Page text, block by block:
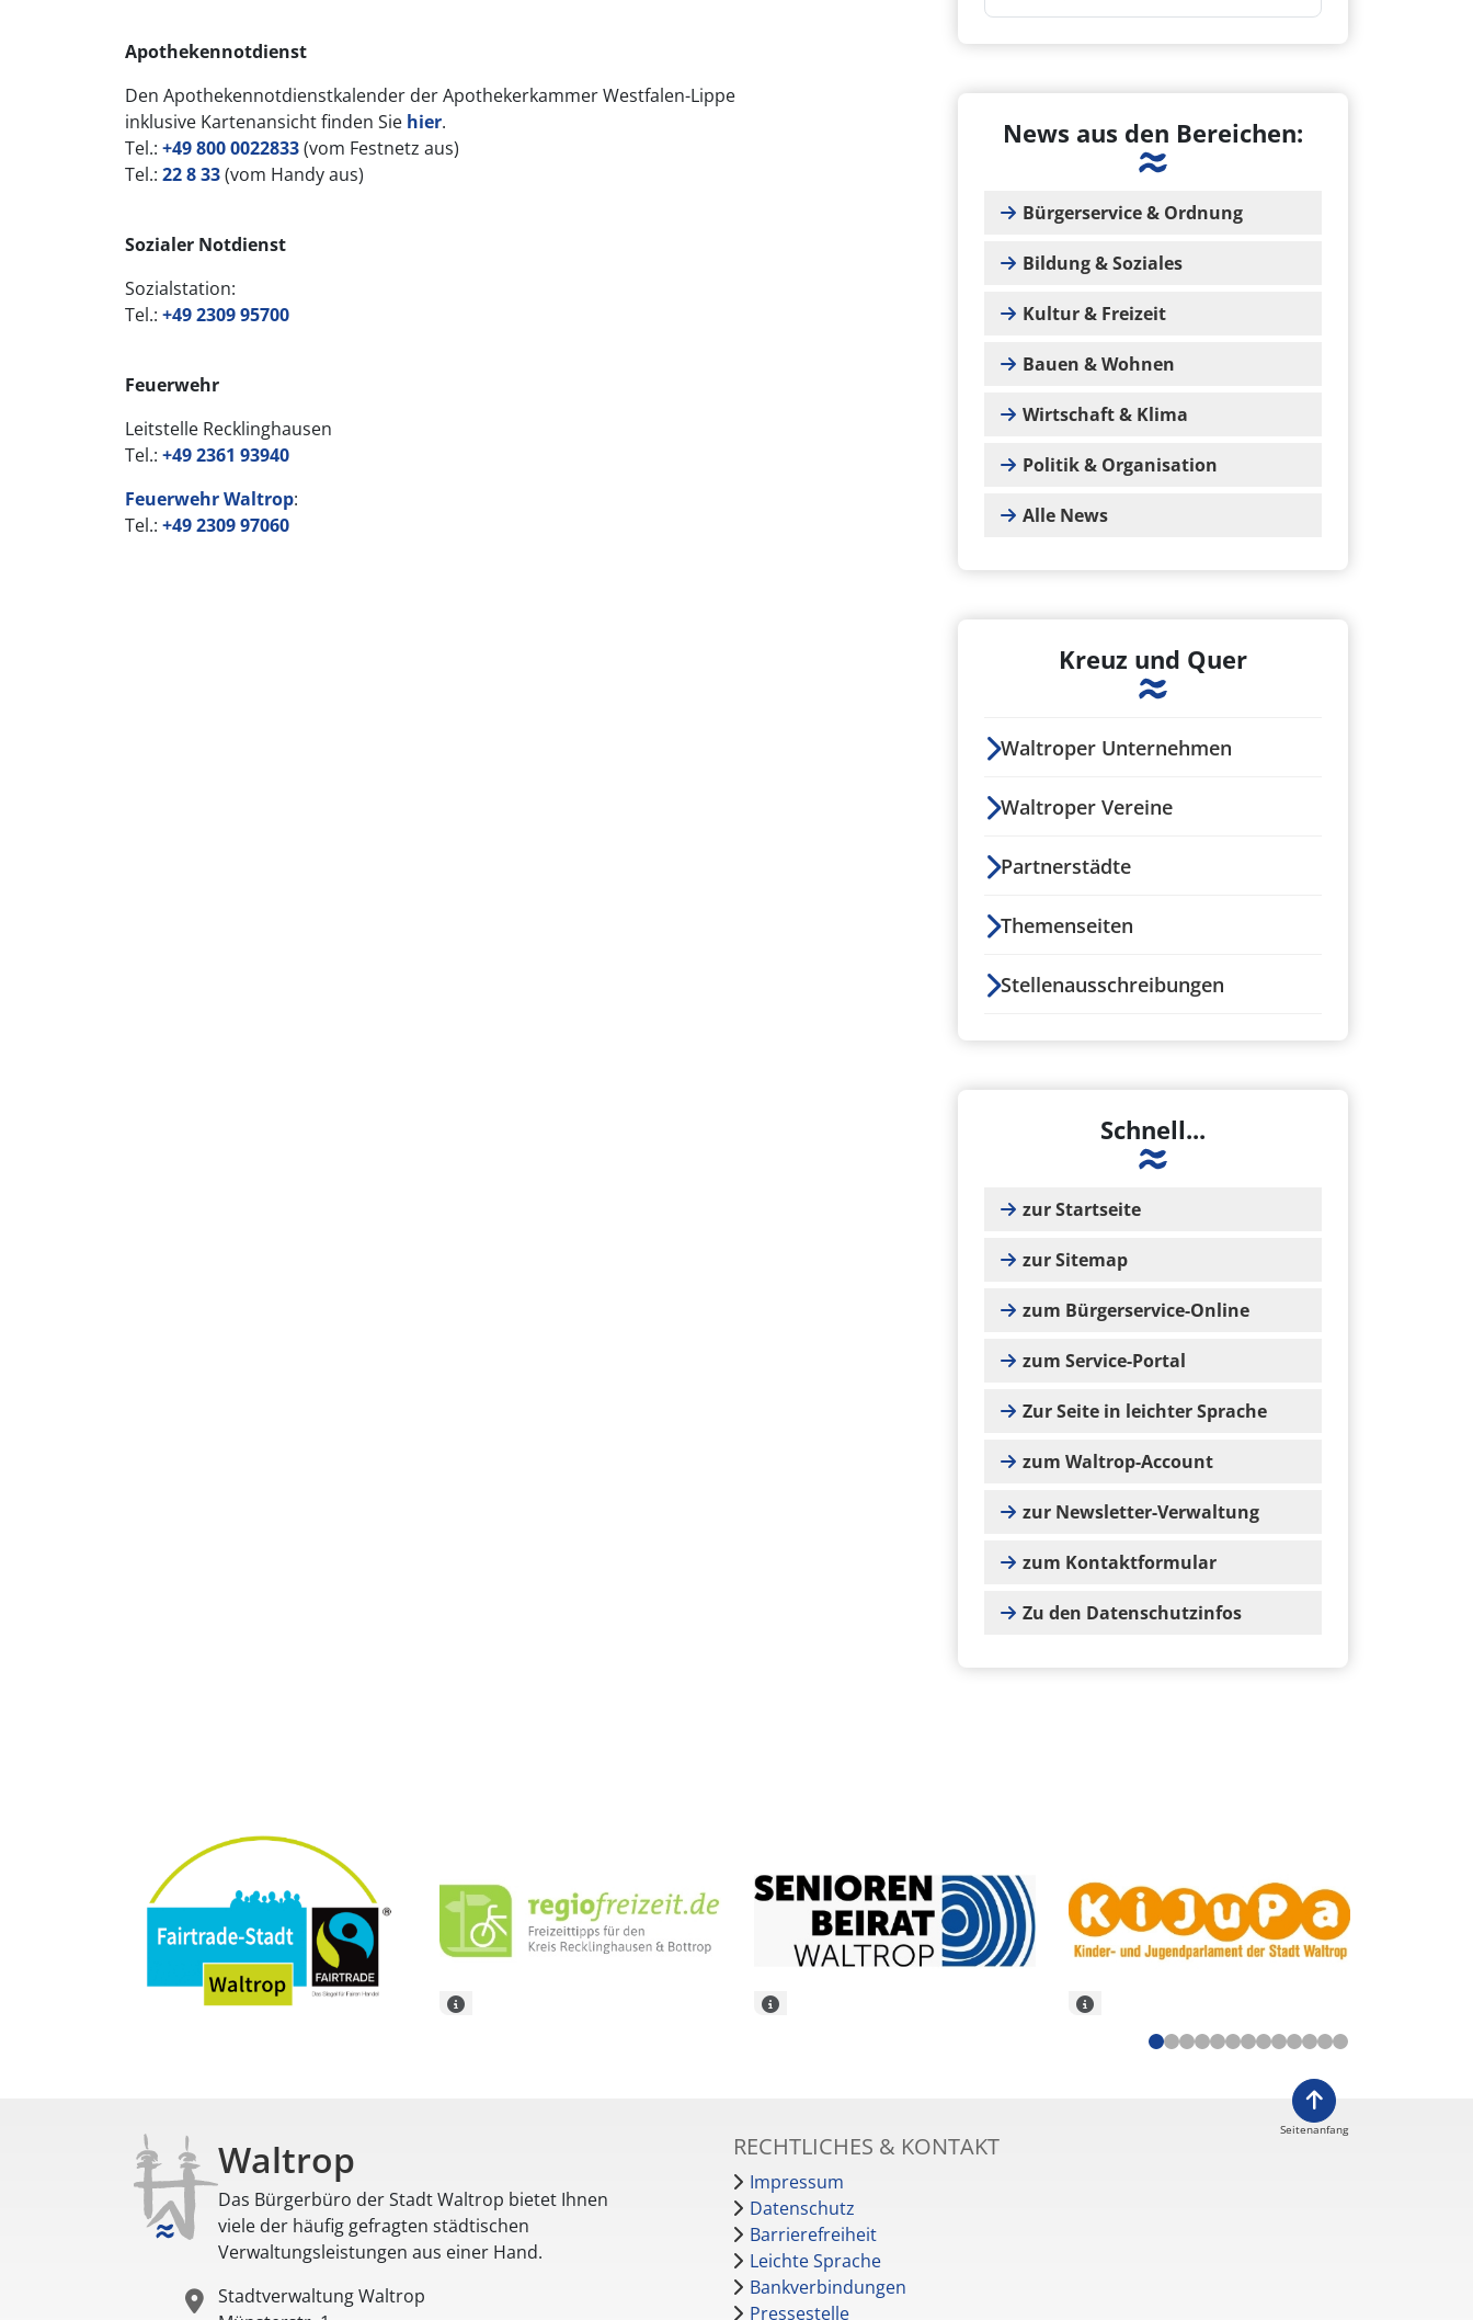
Apothekennotdienst
Den Apothekennotdienstkalender der Apothekerkammer Westfalen-Lippe
inklusive Kartenansicht finden Sie hier.
Tel.: +49 800 0022833(vom Festnetz aus)
Tel.: 22 8 33(vom Handy aus)
Sozialer Notdienst
Sozialstation:
Tel.: +49 2309 95700
Feuerwehr
Leitstelle Recklinghausen
Tel.: +49 2361 93940
Feuerwehr Waltrop:
Tel.: +49 2309 97060
News aus den Bereichen:
Bürgerservice & Ordnung
Bildung & Soziales
Kultur & Freizeit
Bauen & Wohnen
Wirtschaft & Klima
Politik & Organisation
Alle News
Kreuz und Quer
Waltroper Unternehmen
Waltroper Vereine
Partnerstädte
Themenseiten
Stellenausschreibungen
Schnell...
zur Startseite
zur Sitemap
zum Bürgerservice-Online
zum Service-Portal
Zur Seite in leichter Sprache
zum Waltrop-Account
zur Newsletter-Verwaltung
zum Kontaktformular
Zu den Datenschutzinfos
Waltrop
Das Bürgerbüro der Stadt Waltrop bietet Ihnen
viele der häufig gefragten städtischen
Verwaltungsleistungen aus einer Hand.
Stadtverwaltung Waltrop
RECHTLICHES & KONTAKT
Impressum
Datenschutz
Barrierefreiheit
Leichte Sprache
Bankverbindungen
Pressestelle
Seitenanfang